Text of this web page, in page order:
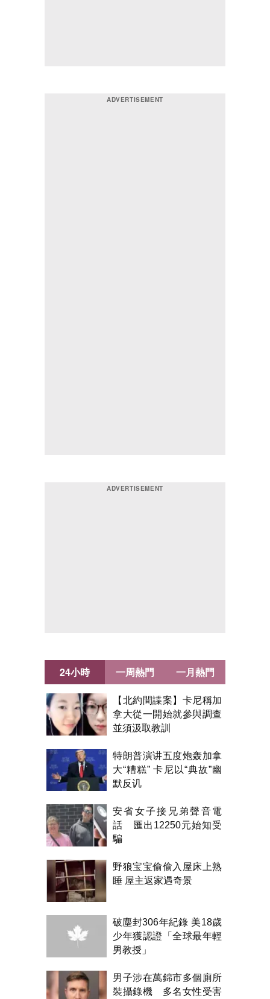
24小時
【北約間諜案】卡尼稱加
拿大從一開始就參與調查
並須汲取教訓
特朗普演讲五度炮轰加拿
大“糟糕” 卡尼以“典故”幽
默反讥
安省女子接兄弟聲音電
話 匯出12250元始知受
騙
野狼宝宝偷偷入屋床上熟
睡 屋主返家遇奇景
破塵封306年紀錄 美18歲
少年獲認證「全球最年輕
男教授」
男子涉在萬錦市多個廁所
裝攝錄機 多名女性受害
一周熱門 一月熱門